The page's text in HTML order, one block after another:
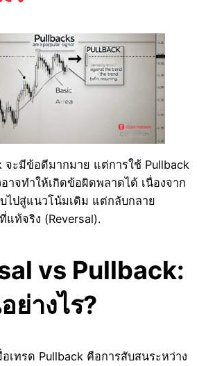
จะมีข้อดีมากมาย แต่การใช้ Pullback
อาจทำให้เกิดข้อผิดพลาดได้ เนื่องจาก
ไปสู่แนวโน้มเดิม แต่กลับกลาย
แท้จริง (Reversal).
vs Pullback:
ย่างไร?
อเทรด Pullback คือการสับสนระหว่าง